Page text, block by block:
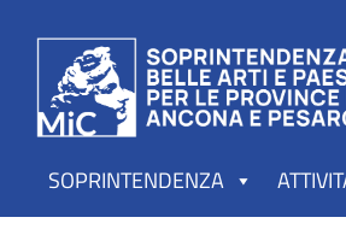
Vai al menu di navigazione
Vai al footer
SOPRINTENDENZA